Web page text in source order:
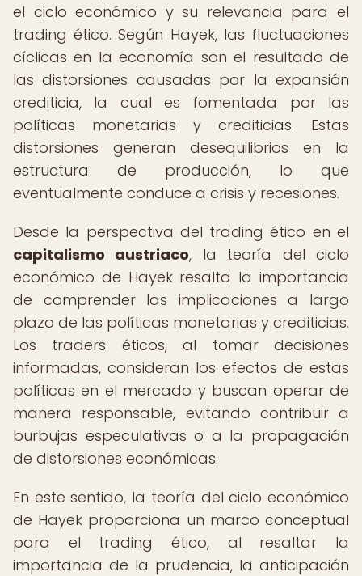
el ciclo económico y su relevancia para el
trading ético. Según Hayek, las fluctuaciones
cíclicas en la economía son el resultado de
las distorsiones causadas por la expansión
crediticia, la cual es fomentada por las
políticas monetarias y crediticias. Estas
distorsiones generan desequilibrios en la
estructura de producción, lo que
eventualmente conduce a crisis y recesiones.
Desde la perspectiva del trading ético en el
capitalismo austriaco, la teoría del ciclo
económico de Hayek resalta la importancia
de comprender las implicaciones a largo
plazo de las políticas monetarias y crediticias.
Los traders éticos, al tomar decisiones
informadas, consideran los efectos de estas
políticas en el mercado y buscan operar de
manera responsable, evitando contribuir a
burbujas especulativas o a la propagación
de distorsiones económicas.
En este sentido, la teoría del ciclo económico
de Hayek proporciona un marco conceptual
para el trading ético, al resaltar la
importancia de la prudencia, la anticipación